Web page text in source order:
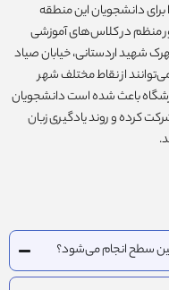
دانشجویان این منطقه
منظم در کلاس‌های آموزشی
شهید اردستانی، خیابان صیاد
می‌توانند از نقاط مختلف شهر
باعث شده است دانشجویان
کرده و روند یادگیری زبان
سطح انجام می‌شود؟